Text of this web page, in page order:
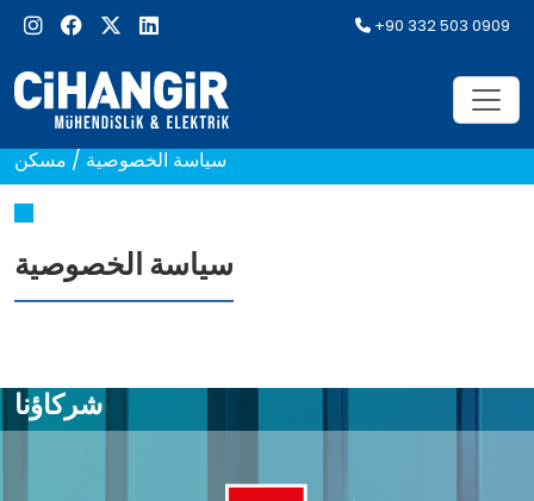
+90 332 503 0909
مسكن / سياسة الخصوصية
سياسة الخصوصية
شركاؤنا